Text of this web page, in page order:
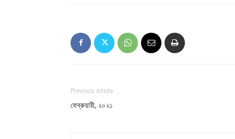
Previous article
ফেব্রুয়ারী, ২০২১